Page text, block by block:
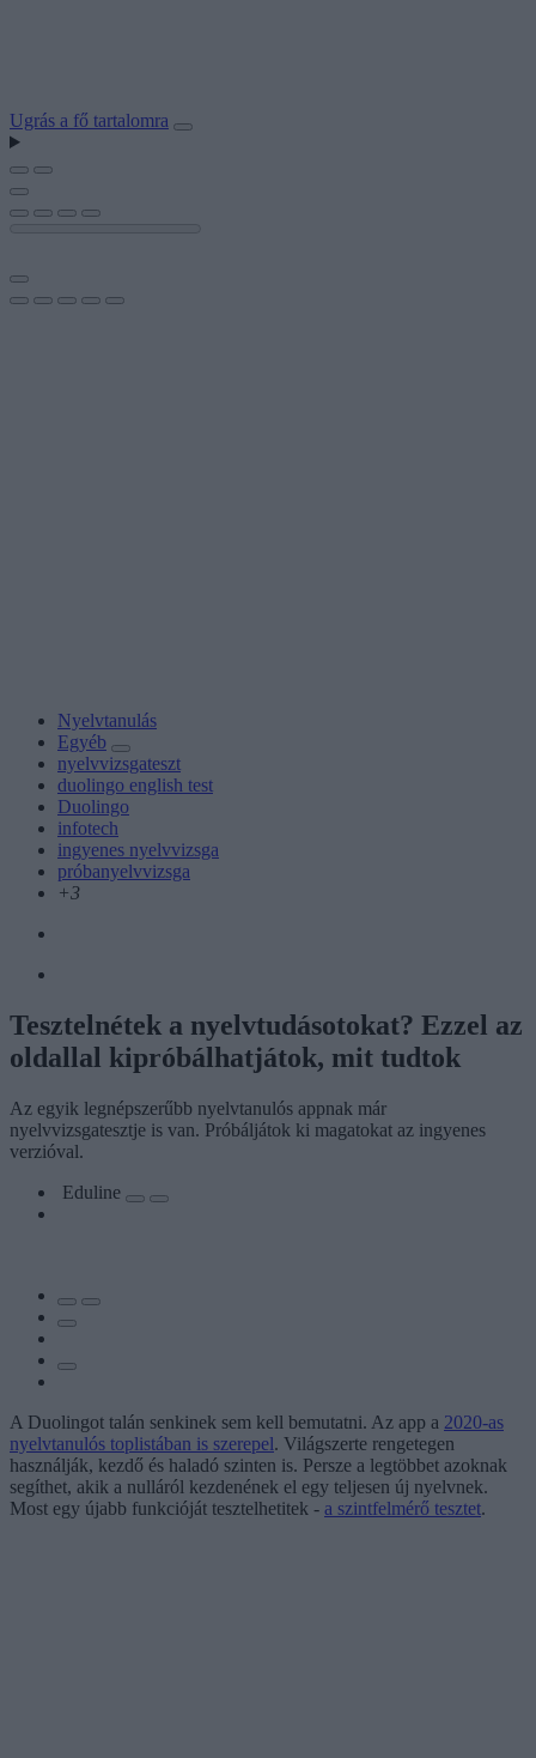
Ugrás a fő tartalomra
Nyelvtanulás
Egyéb
nyelvvizsgateszt
duolingo english test
Duolingo
infotech
ingyenes nyelvvizsga
próbanyelvvizsga
+3
Tesztelnétek a nyelvtudásotokat? Ezzel az
oldallal kipróbálhatjátok, mit tudtok
Az egyik legnépszerűbb nyelvtanulós appnak már
nyelvvizsgatesztje is van. Próbáljátok ki magatokat az ingyenes
verzióval.
Eduline
A Duolingot talán senkinek sem kell bemutatni. Az app a 2020-as
nyelvtanulós toplistában is szerepel. Világszerte rengetegen
használják, kezdő és haladó szinten is. Persze a legtöbbet azoknak
segíthet, akik a nulláról kezdenének el egy teljesen új nyelvnek.
Most egy újabb funkcióját tesztelhetitek - a szintfelmérő tesztet.